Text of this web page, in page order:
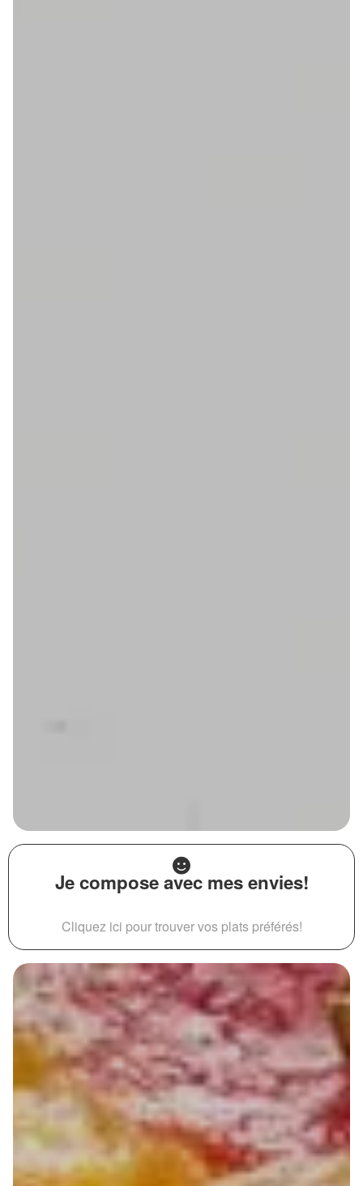
Je compose avec mes envies!
Cliquez ici pour trouver vos plats préférés!